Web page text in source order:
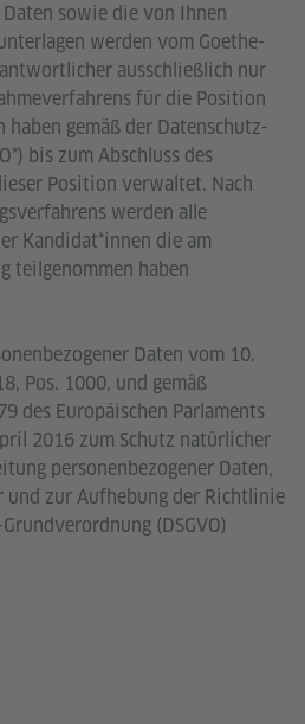
sowie die von Ihnen
werden vom Goethe-
ausschließlich nur
für die Position
gemäß der Datenschutz-
bis zum Abschluss des
Position verwaltet. Nach
werden alle
Kandidat*innen die am
teilgenommen haben
Daten vom 10.
Pos. 1000, und gemäß
des Europäischen Parlaments
2016 zum Schutz natürlicher
personenbezogener Daten,
zur Aufhebung der Richtlinie
(DSGVO)